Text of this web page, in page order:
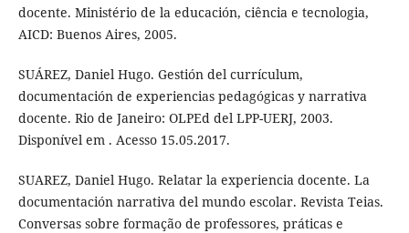
docente. Ministério de la educación, ciência e tecnologia,
AICD: Buenos Aires, 2005.
SUÁREZ, Daniel Hugo. Gestión del currículum,
documentación de experiencias pedagógicas y narrativa
docente. Rio de Janeiro: OLPEd del LPP-UERJ, 2003.
Disponível em . Acesso 15.05.2017.
SUAREZ, Daniel Hugo. Relatar la experiencia docente. La
documentación narrativa del mundo escolar. Revista Teias.
Conversas sobre formação de professores, práticas e